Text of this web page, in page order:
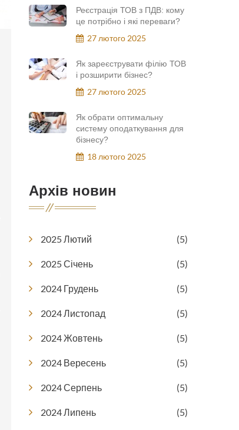
Реєстрація ТОВ з ПДВ: кому
це потрібно і які переваги?
27 лютого 2025
Як зареєструвати філію ТОВ
і розширити бізнес?
27 лютого 2025
Як обрати оптимальну
систему оподаткування для
бізнесу?
18 лютого 2025
Архів новин
2025 Лютий (5)
2025 Січень (5)
2024 Грудень (5)
2024 Листопад (5)
2024 Жовтень (5)
2024 Вересень (5)
2024 Серпень (5)
2024 Липень (5)